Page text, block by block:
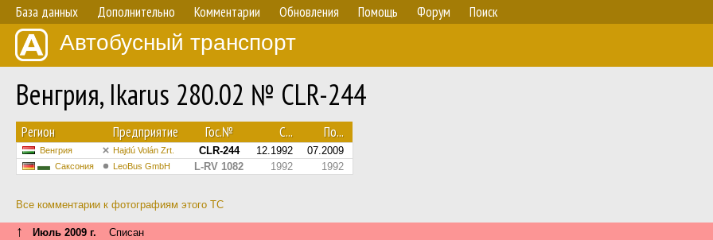
База данных Дополнительно Комментарии Обновления Помощь Форум Поиск
Автобусный транспорт
Венгрия, Ikarus 280.02 № CLR-244
Регион Предприятие Гос.№ С... По...
Венгрия Hajdú Volán Zrt. CLR-244 12.1992 07.2009
Саксония LeoBus GmbH L-RV 1082 1992 1992
Все комментарии к фотографиям этого ТС
↑ Июль 2009 г. Списан